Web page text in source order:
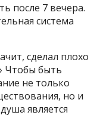
после 7 вечера.
система
сделал плохо
Чтобы быть
не только
но и
является